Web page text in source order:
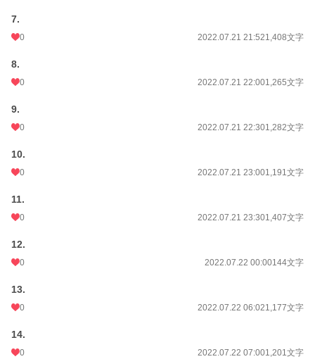
7.
0 2022.07.21 21:521,408文字
8.
0 2022.07.21 22:001,265文字
9.
0 2022.07.21 22:301,282文字
10.
0 2022.07.21 23:001,191文字
11.
0 2022.07.21 23:301,407文字
12.
0 2022.07.22 00:00144文字
13.
0 2022.07.22 06:021,177文字
14.
0 2022.07.22 07:001,201文字